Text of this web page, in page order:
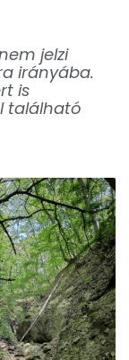
jelzi
irányába.
is
található